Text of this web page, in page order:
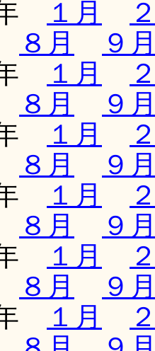
１月
８月
９
１月
８月
９
１月
８月
９
１月
８月
９
１月
８月
９
１月